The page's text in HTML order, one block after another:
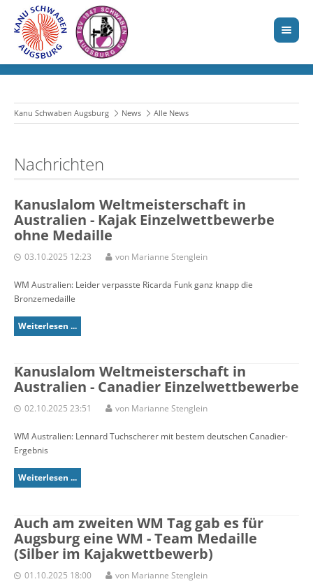
Kanu Schwaben Augsburg News Alle News
Nachrichten
Kanuslalom Weltmeisterschaft in
Australien - Kajak Einzelwettbewerbe
ohne Medaille
03.10.2025 12:23 von Marianne Stenglein
WM Australien: Leider verpasste Ricarda Funk ganz knapp die
Bronzemedaille
Weiterlesen ...
Kanuslalom Weltmeisterschaft in
Australien - Canadier Einzelwettbewerbe
02.10.2025 23:51 von Marianne Stenglein
WM Australien: Lennard Tuchscherer mit bestem deutschen Canadier-
Ergebnis
Weiterlesen ...
Auch am zweiten WM Tag gab es für
Augsburg eine WM - Team Medaille
(Silber im Kajakwettbewerb)
01.10.2025 18:00 von Marianne Stenglein